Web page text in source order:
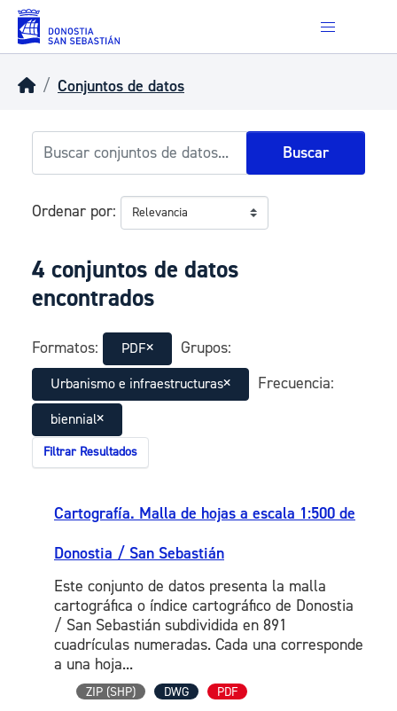
Skip to main content
Conjuntos de datos
Buscar
Ordenar por
4 conjuntos de datos
encontrados
Formatos: PDF Grupos:
Urbanismo e infraestructuras Frecuencia:
biennial
Filtrar Resultados
Cartografía. Malla de hojas a escala 1:500 de
Donostia / San Sebastián
Este conjunto de datos presenta la malla
cartográfica o índice cartográfico de Donostia
/ San Sebastián subdividida en 891
cuadrículas numeradas. Cada una corresponde
a una hoja...
ZIP (SHP) DWG PDF